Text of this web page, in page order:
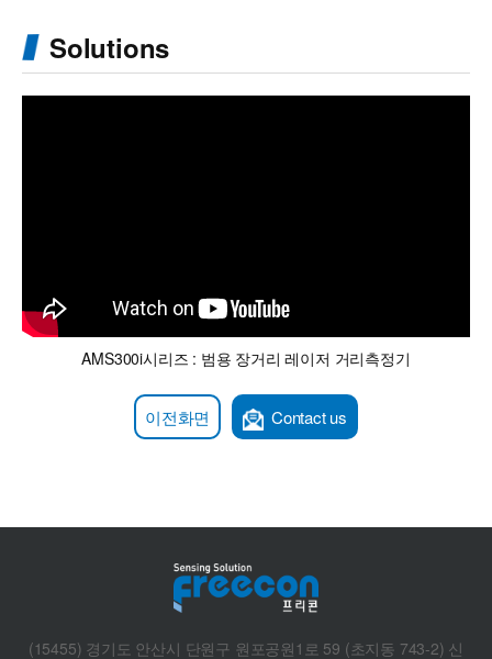
Solutions
AMS300i시리즈 : 범용 장거리 레이저 거리측정기
이전화면 Contact us
(15455) 경기도 안산시 단원구 원포공원1로 59 (초지동 743-2) 신